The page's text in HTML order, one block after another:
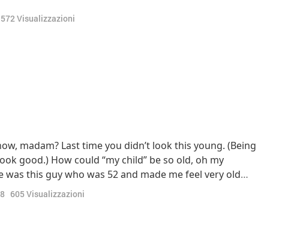
572Visualizzazioni
madam? Last time you didn’t look this young. (Being
good.) How could “my child” be so old, oh my
this guy who was 52 and made me feel very old
if you were my child, that would finish me off. […]It’s all
just drop your water around h
605 Visualizzazioni